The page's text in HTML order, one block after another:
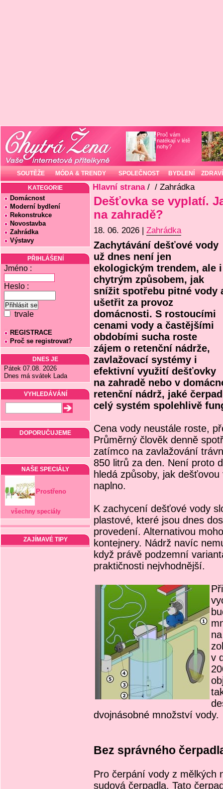
Proč vám
natékají v létě
nohy?
SOUTĚŽE MÓDA & TRENDY SPOLEČNOST BYDLENÍ ZDRAVÍ
KATEGORIE
Domácnost
Moderní bydlení
Rekonstrukce
Novostavba
Zahrádka
Výstavy
PŘIHLÁŠENÍ
Jméno :
Heslo :
trvale
REGISTRACE
Proč se registrovat?
DNES JE
Pátek 07.08. 2026
Dnes má svátek Lada
VYHLEDÁVÁNÍ
DOPORUČUJEME
NAŠE SPECIÁLY
Prostřeno
všechny speciály
ZAJÍMAVÉ TIPY
Hlavní strana/ / Zahrádka
Dešťovka se vyplatí.
na zahradě?
18. 06. 2026 | Zahrádka
Zachytávání dešťové vody
už dnes není jen
ekologickým trendem, ale i
chytrým způsobem, jak
snížit spotřebu pitné vody
ušetřit za provoz
domácnosti. S rostoucími
cenami vody a častějšími
obdobími sucha roste
zájem o retenční nádrže,
zavlažovací systémy i
efektivní využití dešťovky
na zahradě nebo v
retenční nádrž, jaké
celý systém spolehlivě
Cena vody neustále roste,
Průměrný člověk denně
zatímco na zavlažování
850 litrů za den. Není proto
hledá způsoby, jak
naplno.
K zachycení dešťové vody
plastové, které jsou dnes
provedení. Alternativou
kontejnery. Nádrž navíc
když právě podzemní
praktičnosti nejvhodnější.
v
dvojnásobné množství vody.
Bez správného
Pro čerpání vody z mělkých
sudová čerpadla. Tato